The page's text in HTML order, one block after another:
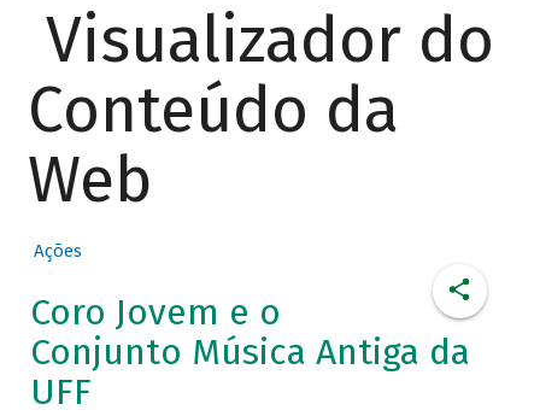
Visualizador do
Conteúdo da
Web
Ações
Coro Jovem e o
Conjunto Música Antiga da
UFF